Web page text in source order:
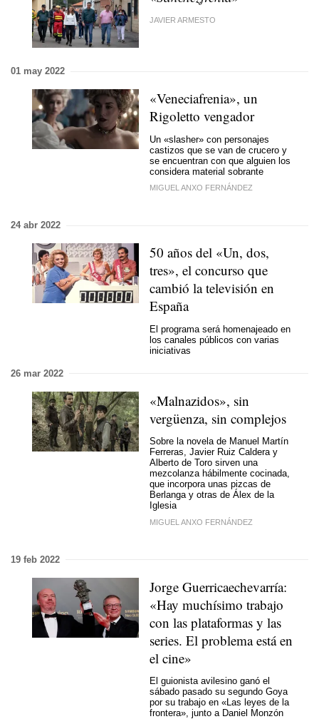
JAVIER ARMESTO
01 may 2022
«Veneciafrenia», un
Rigoletto vengador
Un «slasher» con personajes
castizos que se van de crucero y
se encuentran con que alguien los
considera material sobrante
MIGUEL ANXO FERNÁNDEZ
24 abr 2022
50 años del «Un, dos,
tres», el concurso que
cambió la televisión en
España
El programa será homenajeado en
los canales públicos con varias
iniciativas
26 mar 2022
«Malnazidos», sin
vergüenza, sin complejos
Sobre la novela de Manuel Martín
Ferreras, Javier Ruiz Caldera y
Alberto de Toro sirven una
mezcolanza hábilmente cocinada,
que incorpora unas pizcas de
Berlanga y otras de Álex de la
Iglesia
MIGUEL ANXO FERNÁNDEZ
19 feb 2022
Jorge Guerricaechevarría:
«Hay muchísimo trabajo
con las plataformas y las
series. El problema está en
el cine»
El guionista avilesino ganó el
sábado pasado su segundo Goya
por su trabajo en «Las leyes de la
frontera», junto a Daniel Monzón